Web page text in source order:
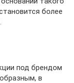
более
под брендом
в